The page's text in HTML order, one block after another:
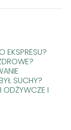
EKSPRESU?
SUCHY?
ODŻYWCZE I